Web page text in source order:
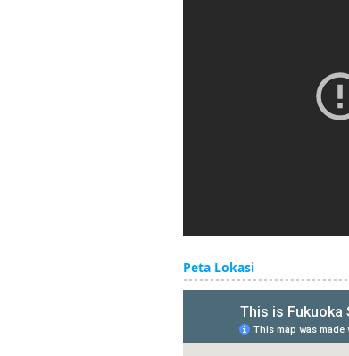
Peta Lokasi